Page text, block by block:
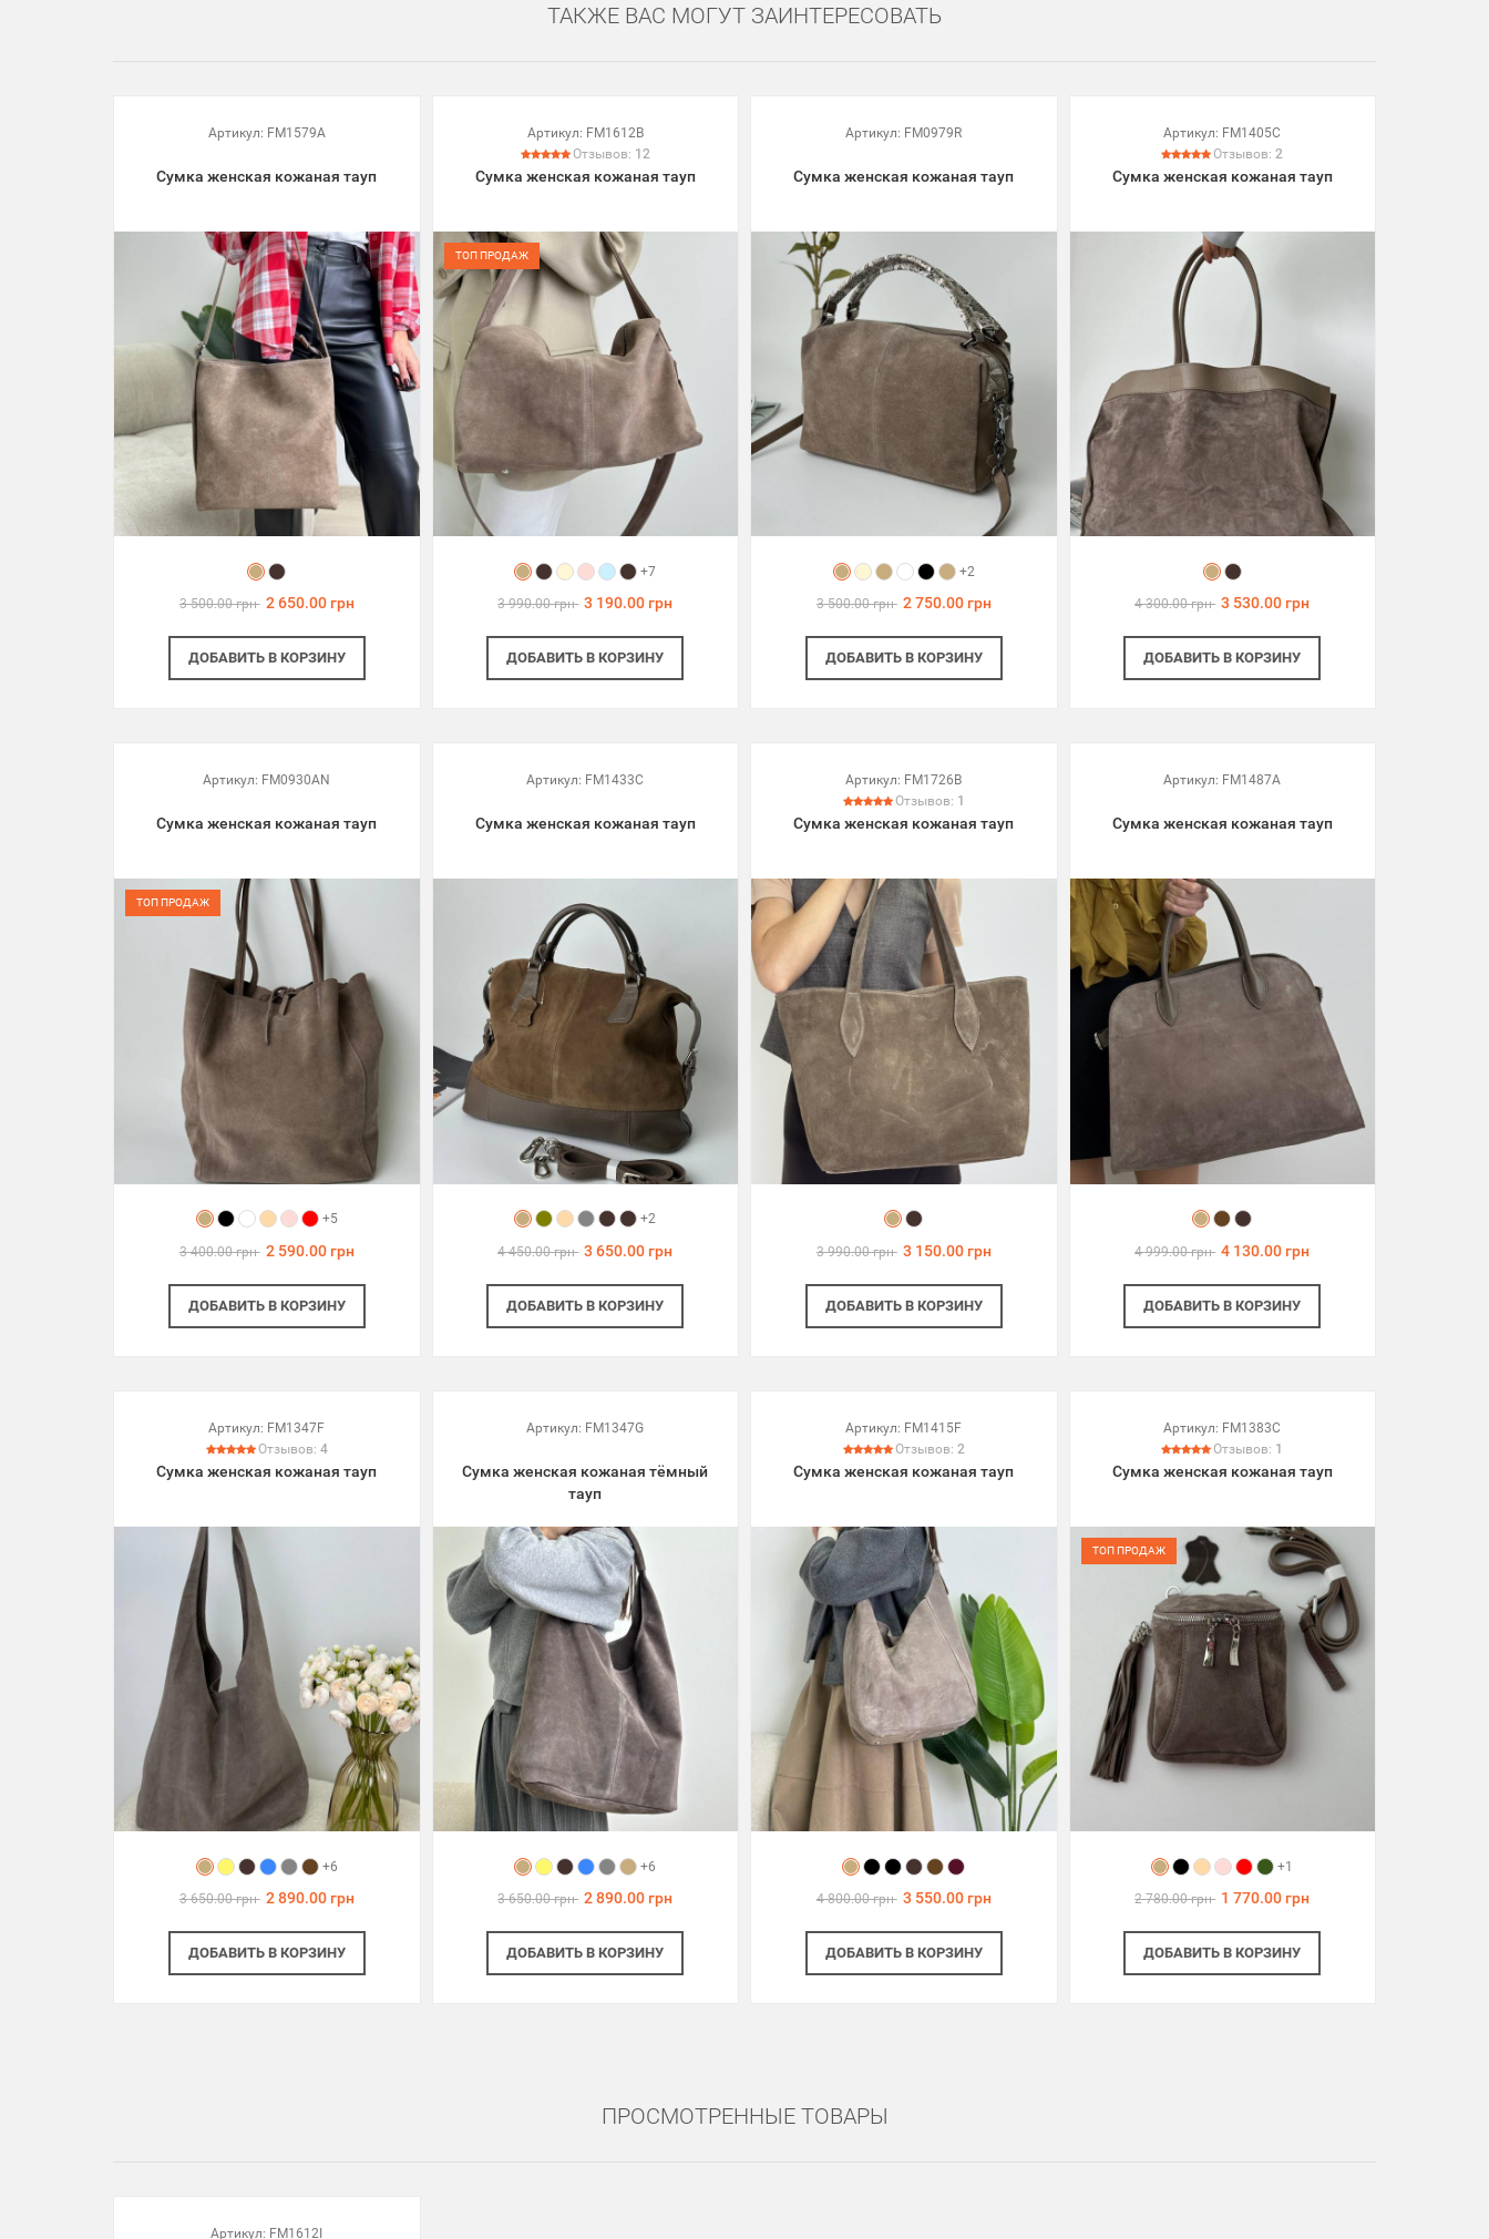
ТАКЖЕ ВАС МОГУТ ЗАИНТЕРЕСОВАТЬ
Артикул: FM1579A
Сумка женская кожаная тауп
3 500.00 грн 2 650.00 грн
ДОБАВИТЬВ КОРЗИНУ
Артикул: FM1612B
Отзывов: 12
Сумка женская кожаная тауп
ТОП ПРОДАЖ
+7
3 990.00 грн 3 190.00 грн
ДОБАВИТЬ В КОРЗИНУ
Артикул: FM0979R
Сумка женская кожаная тауп
+2
3 500.00 грн 2 750.00 грн
ДОБАВИТЬВ КОРЗИНУ
Артикул: FM1405C
Отзывов:2
Сумка женская кожаная тауп
4 300.00 грн 3 530.00 грн
ДОБАВИТЬ В КОРЗИНУ
Артикул: FM0930AN
Сумка женская кожаная тауп
ТОП ПРОДАЖ
+5
3 400.00 грн 2 590.00 грн
ДОБАВИТЬВ КОРЗИНУ
Артикул: FM1433C
Сумка женская кожаная тауп
+2
4 450.00 грн 3 650.00 грн
ДОБАВИТЬ В КОРЗИНУ
Артикул: FM1726B
Отзывов: 1
Сумка женская кожаная тауп
3 990.00 грн 3 150.00 грн
ДОБАВИТЬВ КОРЗИНУ
Артикул: FM1487A
Сумка женская кожаная тауп
4 999.00 грн 4 130.00 грн
ДОБАВИТЬ В КОРЗИНУ
Артикул: FM1347F
Отзывов: 4
Сумка женская кожаная тауп
+6
3 650.00 грн 2 890.00 грн
ДОБАВИТЬВ КОРЗИНУ
Артикул: FM1347G
Сумка женская кожаная тёмный
тауп
+6
3 650.00 грн 2 890.00 грн
ДОБАВИТЬ В КОРЗИНУ
Артикул: FM1415F
Отзывов: 2
Сумка женская кожаная тауп
4 800.00 грн 3 550.00 грн
ДОБАВИТЬВ КОРЗИНУ
Артикул: FM1383C
Отзывов: 1
Сумка женская кожаная тауп
ТОП ПРОДАЖ
+1
2 780.00 грн 1 770.00 грн
ДОБАВИТЬ В КОРЗИНУ
ПРОСМОТРЕННЫЕ ТОВАРЫ
Артикул: FM1612I